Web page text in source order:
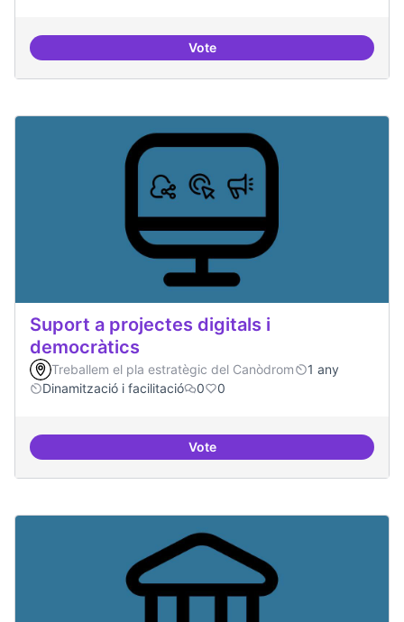
Vote3-4 centres-lab internacionals
Suport a projectes digitals i
democràtics
Treballem el pla estratègic del Canòdrom
1 any
Dinamització i facilitació
0 0
VoteSuport a projectes digitals i